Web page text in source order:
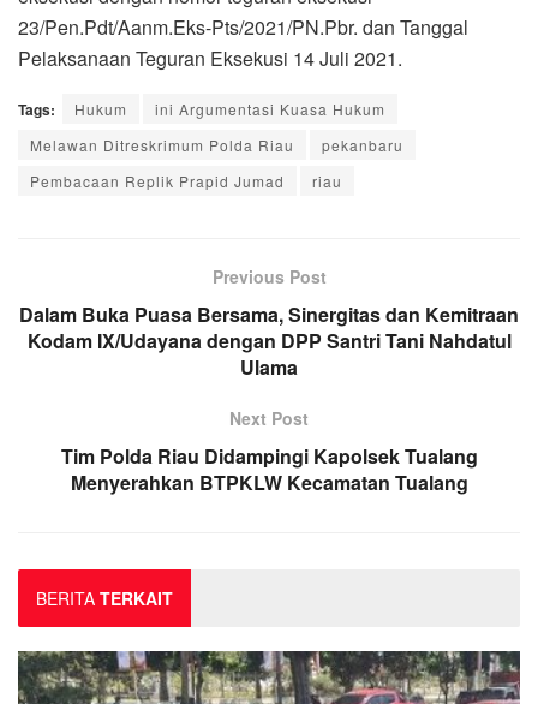
23/Pen.Pdt/Aanm.Eks-Pts/2021/PN.Pbr. dan Tanggal
Pelaksanaan Teguran Eksekusi 14 Juli 2021.
Tags: Hukum
ini Argumentasi Kuasa Hukum
Melawan Ditreskrimum Polda Riau
pekanbaru
Pembacaan Replik Prapid Jumad
riau
Previous Post
Dalam Buka Puasa Bersama, Sinergitas dan Kemitraan
Kodam IX/Udayana dengan DPP Santri Tani Nahdatul
Ulama
Next Post
Tim Polda Riau Didampingi Kapolsek Tualang
Menyerahkan BTPKLW Kecamatan Tualang
BERITA TERKAIT